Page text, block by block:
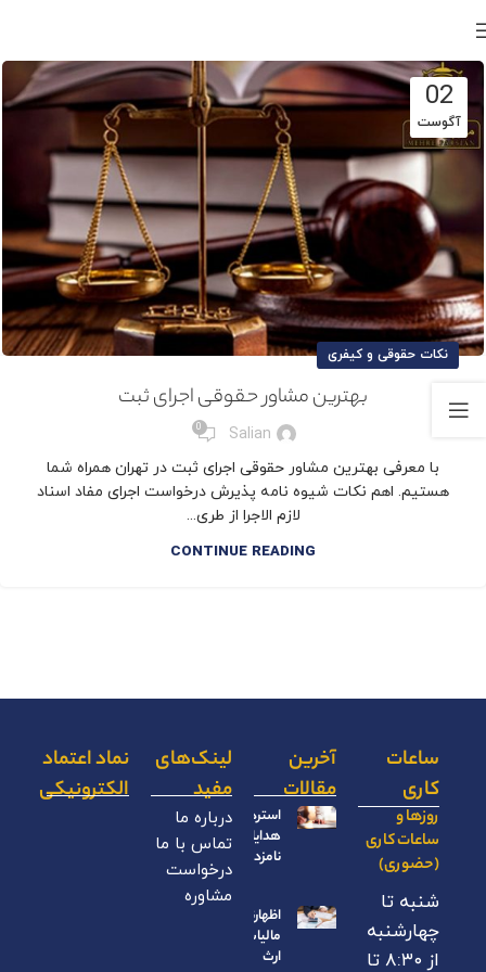
02
آگوست
نکات حقوقی و کیفری
بهترین مشاور حقوقی اجرای ثبت
Salian
0
با معرفی بهترین مشاور حقوقی اجرای ثبت در تهران همراه شما
هستیم. اهم نکات شیوه نامه پذیرش درخواست اجرای مفاد اسناد
لازم الاجرا از طری...
CONTINUE READING
ساعات
کاری
روزها و
ساعات کاری
(حضوری)
شنبه تا
چهارشنبه
از ۸:۳۰ تا
آخرین
مقالات
استرداد
هدایای
نامزدی
اظهارنامه
مالیات بر
ارث
لینک‌های
مفید
درباره ما
تماس با ما
درخواست
مشاوره
نماد اعتماد
الکترونیکی